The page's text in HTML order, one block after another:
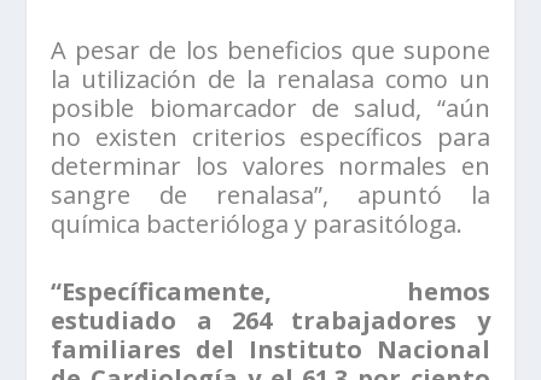
A pesar de los beneficios que supone
la utilización de la renalasa como un
posible biomarcador de salud, “aún
no existen criterios específicos para
determinar los valores normales en
sangre de renalasa”, apuntó la
química bacterióloga y parasitóloga.
“Específicamente, hemos
estudiado a 264 trabajadores y
familiares del Instituto Nacional